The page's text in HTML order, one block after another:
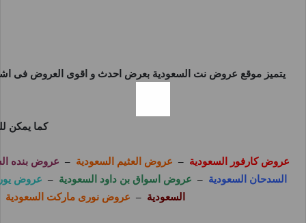
يتميز موقع عروض نت السعودية بعرض احدث و اقوى العروض فى
كما يمكن
عروض كارفور السعودية – عروض العثيم السعودية – عروض بنده
السدحان السعودية
– عروض اسواق بن داود السعودية – عروض
السعودية
– عروض نورى ماركت السعودية